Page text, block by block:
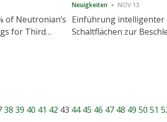
of Neutronian’s
for Third
Neuigkeiten NOV 13
Einführung intelligenter
Schaltflächen zur
38 39 40 41 42 43 44 45 46 47 48 49 50 51